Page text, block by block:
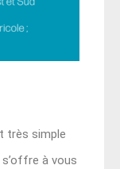
très simple
à vous